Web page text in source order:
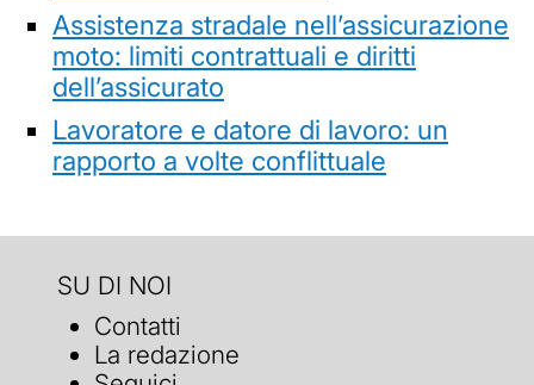
Assistenza stradale nell’assicurazione
moto: limiti contrattuali e diritti
dell’assicurato
Lavoratore e datore di lavoro: un
rapporto a volte conflittuale
SU DI NOI
Contatti
La redazione